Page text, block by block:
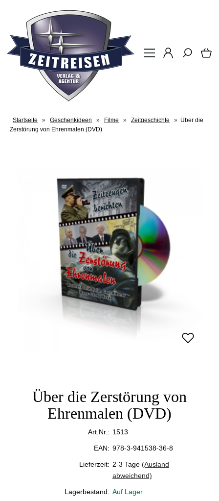
Startseite » Geschenkideen » Filme » Zeitgeschichte » Über die
Zerstörung von Ehrenmalen (DVD)
Über die Zerstörung von
Ehrenmalen (DVD)
Art.Nr.: 1513
EAN: 978-3-941538-36-8
Lieferzeit: 2-3 Tage (Ausland
abweichend)
Lagerbestand: Auf Lager